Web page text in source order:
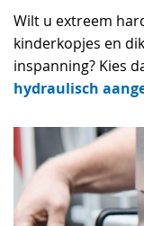
Wilt u extreem
kinderkopjes en
inspanning? Kies
hydraulisch